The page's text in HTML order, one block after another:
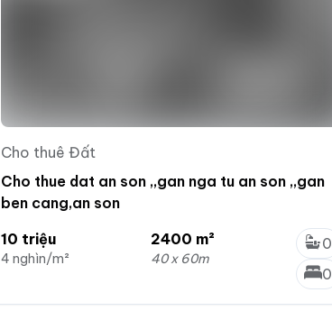
Cho thuê Đất
Cho thue dat an son ,,gan nga tu an son ,,gan
ben cang,an son
10 triệu
4 nghìn/m²
2400 m²
40 x 60m
0
0